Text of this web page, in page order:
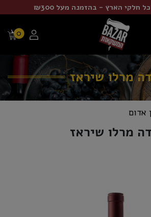
חלקי הארץ - בהזמנה מעל ₪300
0
מרלו שיראז
אדום
מרלו שיראז